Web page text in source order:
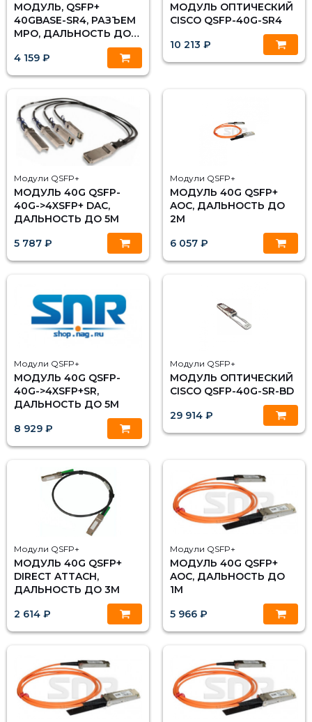
МОДУЛЬ, QSFP+
40GBASE-SR4, РАЗЪЕМ
MPO, ДАЛЬНОСТЬ ДО
4 159 ₽
МОДУЛЬ ОПТИЧЕСКИЙ
CISCO QSFP-40G-SR4
10 213 ₽
Модули QSFP+
МОДУЛЬ 40G QSFP-
40G->4XSFP+ DAC,
ДАЛЬНОСТЬ ДО 5М
5 787 ₽
Модули QSFP+
МОДУЛЬ 40G QSFP+
AOC, ДАЛЬНОСТЬ ДО
2М
6 057 ₽
Модули QSFP+
МОДУЛЬ 40G QSFP-
40G->4XSFP+SR,
ДАЛЬНОСТЬ ДО 5М
8 929 ₽
Модули QSFP+
МОДУЛЬ ОПТИЧЕСКИЙ
CISCO QSFP-40G-SR-BD
29 914 ₽
Модули QSFP+
МОДУЛЬ 40G QSFP+
DIRECT ATTACH,
ДАЛЬНОСТЬ ДО 3М
2 614 ₽
Модули QSFP+
МОДУЛЬ 40G QSFP+
AOC, ДАЛЬНОСТЬ ДО
1М
5 966 ₽